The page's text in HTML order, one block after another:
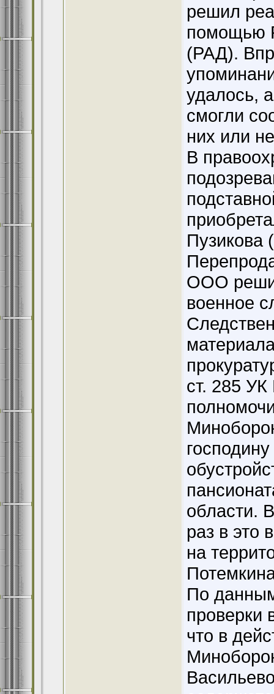
решил
помощью
(РАД).
удалось,
смогли
них или
В
Пузикова
ООО
военное
ст. 285
области.
раз в это
на
По
проверки
что в